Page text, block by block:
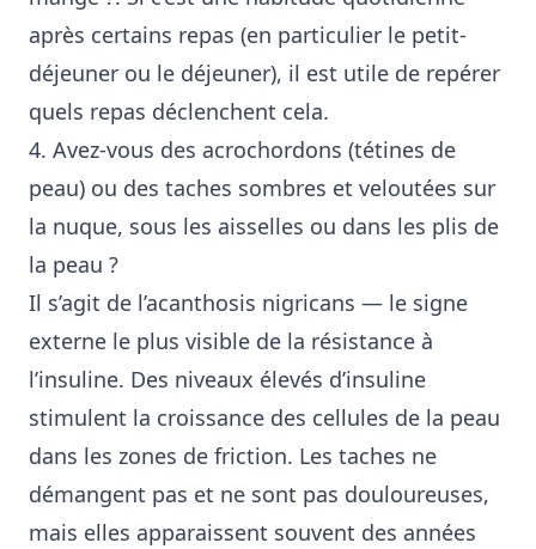
après certains repas (en particulier le petit-
déjeuner ou le déjeuner), il est utile de repérer
quels repas déclenchent cela.
4. Avez-vous des acrochordons (tétines de
peau) ou des taches sombres et veloutées sur
la nuque, sous les aisselles ou dans les plis de
la peau ?
Il s’agit de l’acanthosis nigricans — le signe
externe le plus visible de la résistance à
l’insuline. Des niveaux élevés d’insuline
stimulent la croissance des cellules de la peau
dans les zones de friction. Les taches ne
démangent pas et ne sont pas douloureuses,
mais elles apparaissent souvent des années